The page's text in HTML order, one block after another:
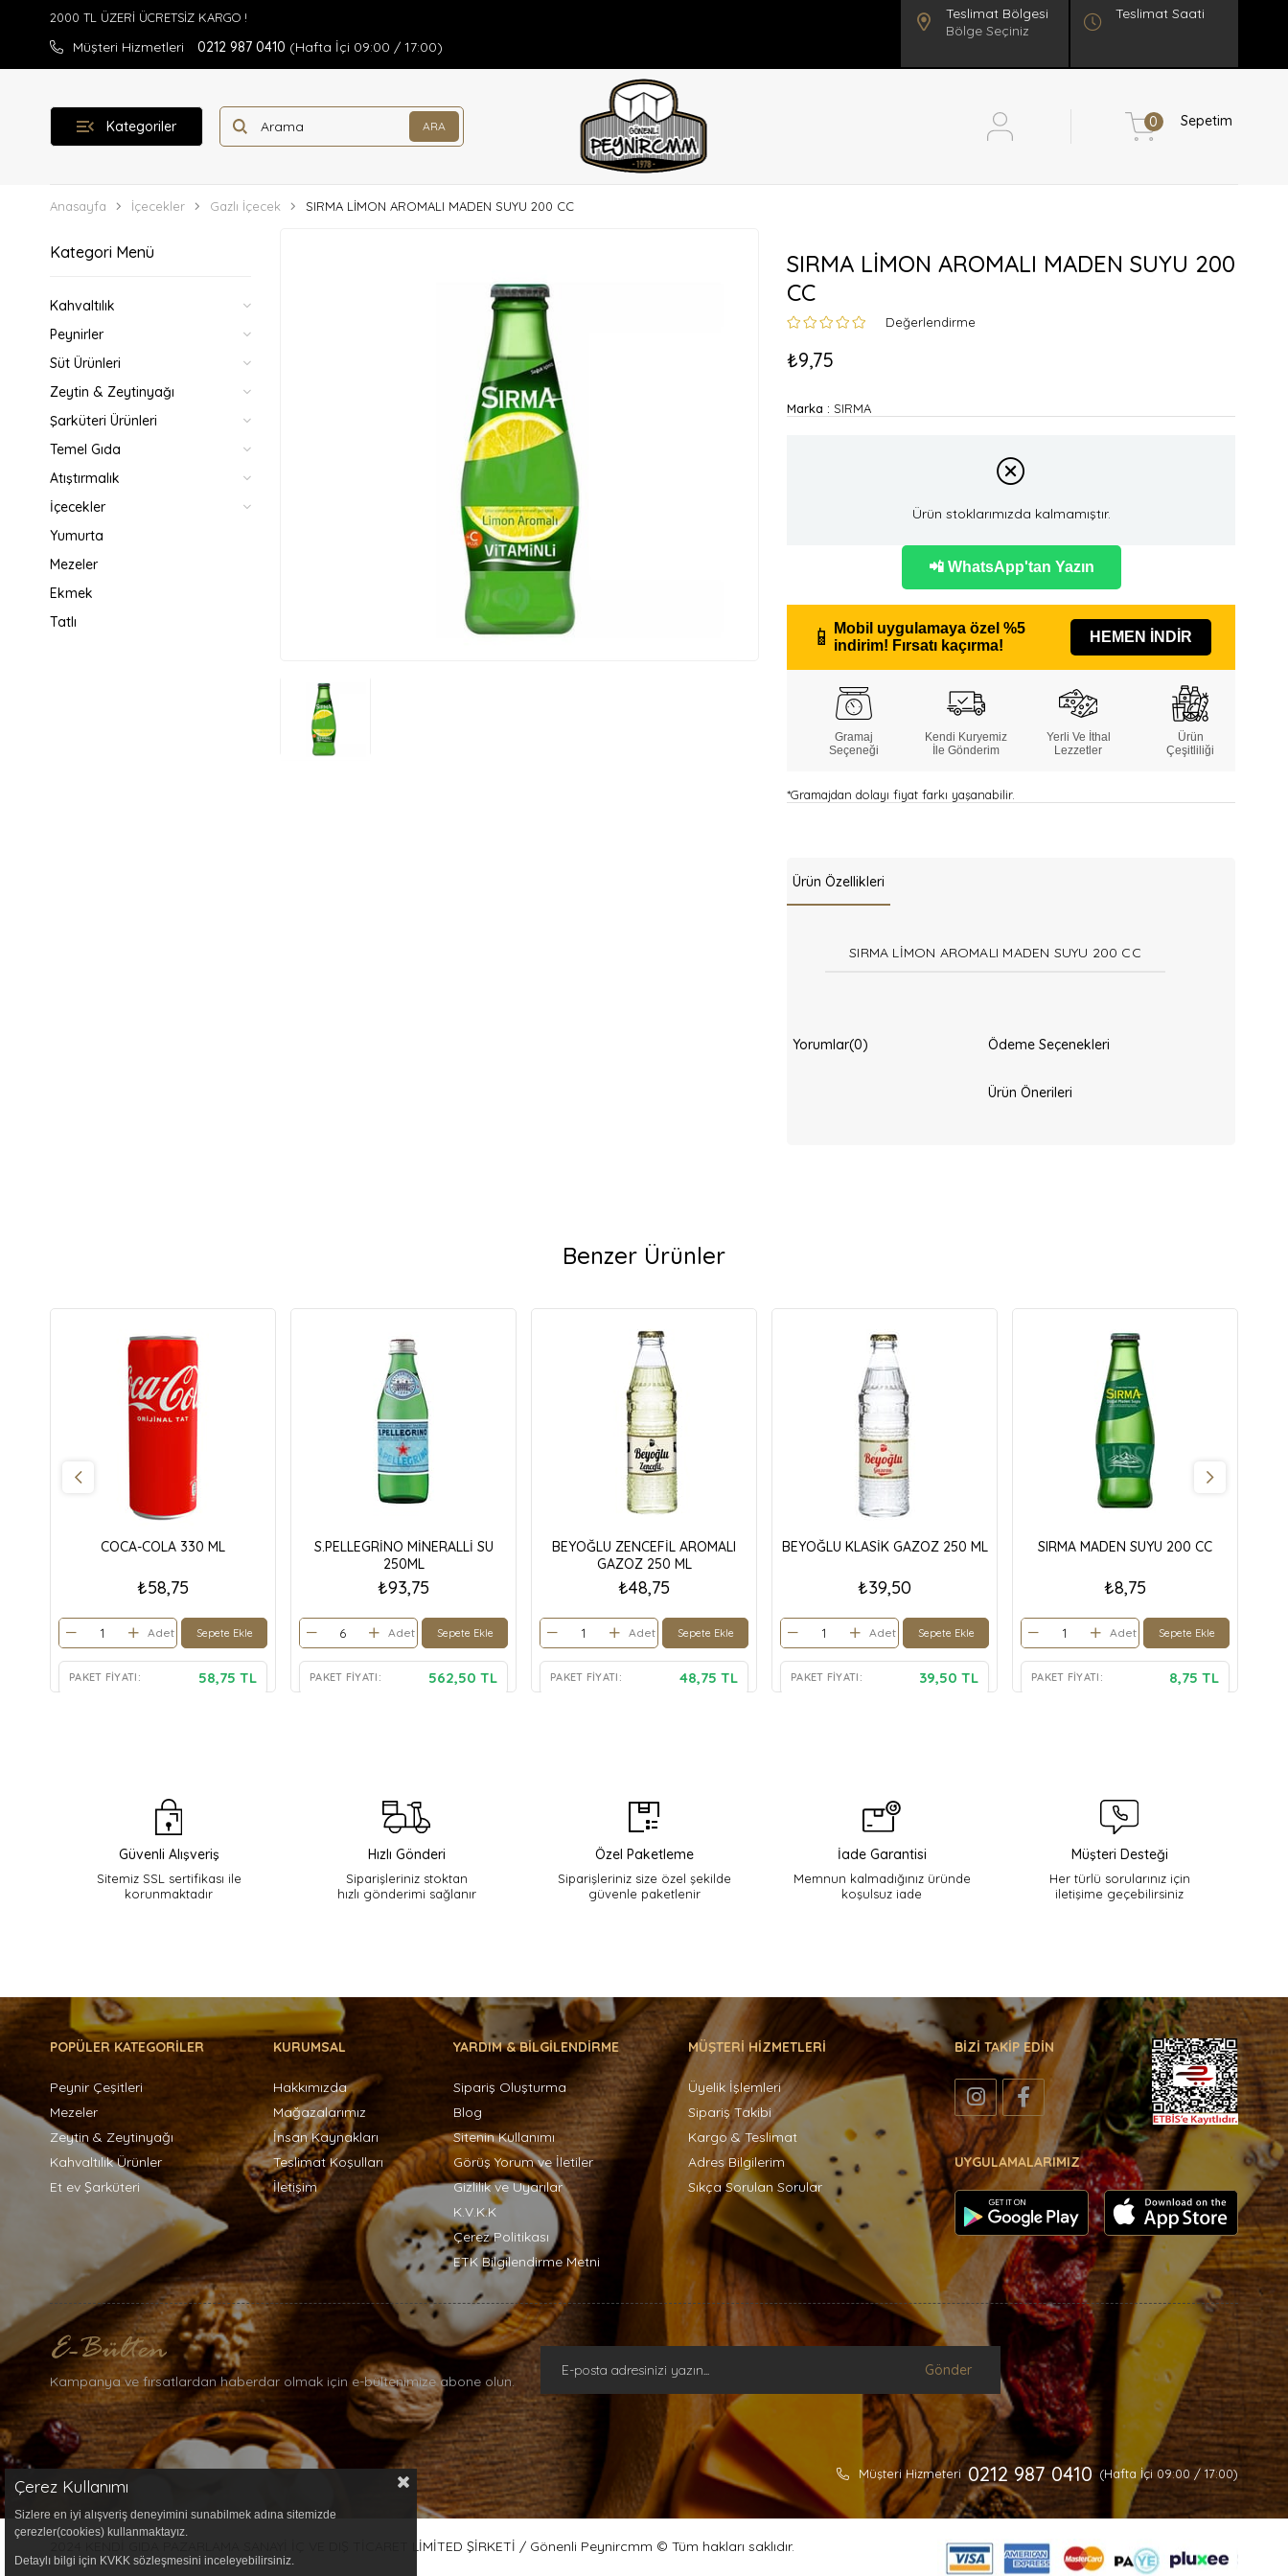
Müşteri Hizmetleri 0212 987 0410 (Hafta İçi 09:00 / 17:00)
Bölge Seçiniz
Teslimat Saati
Kategoriler Sepetim
0
Anasayfa İçecekler Gazlı İçecek SIRMA LİMON AROMALI MADEN SUYU 200 CC
Kategori Menü
Kahvaltılık
Peynirler
Süt Ürünleri
Zeytin & Zeytinyağı
Şarküteri Ürünleri
Temel Gıda
Atıştırmalık
İçecekler
Yumurta
Mezeler
Ekmek
Tatlı
SIRMA LİMON AROMALI MADEN SUYU 200
CC
Değerlendirme
₺9,75
Marka : SIRMA
Ürün stoklarımızda kalmamıştır.
📲 WhatsApp'tan Yazın
📱 Mobil uygulamaya özel %5
indirim! Fırsatı kaçırma!
HEMEN İNDİR
Gramaj
Seçeneği
Kendi Kuryemiz
İle Gönderim
Yerli Ve İthal
Lezzetler
Ürün
Çeşitliliği
*Gramajdan dolayı fiyat farkı yaşanabilir.
Ürün Özellikleri
SIRMA LİMON AROMALI MADEN SUYU 200 CC
Yorumlar(0) Ödeme Seçenekleri
Ürün Önerileri
Benzer Ürünler
COCA-COLA 330 ML
₺58,75
Adet Sepete Ekle
PAKET FIYATI: 58,75 TL
S.PELLEGRİNO MİNERALLİ SU
250ML
₺93,75
Adet Sepete Ekle
PAKET FIYATI: 562,50 TL
BEYOĞLU ZENCEFİL AROMALI
GAZOZ 250 ML
₺48,75
Adet Sepete Ekle
PAKET FIYATI: 48,75 TL
BEYOĞLU KLASİK GAZOZ 250 ML
₺39,50
Adet Sepete Ekle
PAKET FIYATI: 39,50 TL
SIRMA MADEN SUYU 200 CC
₺8,75
Adet Sepete Ekle
PAKET FIYATI: 8,75 TL
Güvenli Alışveriş
Sitemiz SSL sertifikası ile
korunmaktadır
Hızlı Gönderi
Siparişleriniz stoktan
hızlı gönderimi sağlanır
Özel Paketleme
Siparişleriniz size özel şekilde
güvenle paketlenir
İade Garantisi
Memnun kalmadığınız üründe
koşulsuz iade
Müşteri Desteği
Her türlü sorularınız için
iletişime geçebilirsiniz
POPÜLER KATEGORİLER
Peynir Çeşitleri
Mezeler
Zeytin & Zeytinyağı
Kahvaltılık Ürünler
Et ev Şarküteri
KURUMSAL
Hakkımızda
Mağazalarımız
İnsan Kaynakları
Teslimat Koşulları
İletişim
YARDIM & BİLGİLENDİRME
Sipariş Oluşturma
Blog
Sitenin Kullanımı
Görüş Yorum ve İletiler
Gizlilik ve Uyarılar
K.V.K.K
Çerez Politikası
ETK Bilgilendirme Metni
MÜŞTERİ HİZMETLERİ
Üyelik İşlemleri
Sipariş Takibi
Kargo & Teslimat
Adres Bilgilerim
Sıkça Sorulan Sorular
BİZİ TAKİP EDİN
UYGULAMALARIMIZ
Kampanya ve fırsatlardan haberdar olmak için e-bültenimize abone olun.
Gönder
Müşteri Hizmeteri 0212 987 0410 (Hafta İçi 09:00 / 17:00)
2024 KENDİ GIDA PAZARLAMA SANAYİ İÇ VE DIŞ TİCARET LİMİTED ŞİRKETİ / Gönenli Peynircmm © Tüm hakları saklıdır.
Çerez Kullanımı
Sizlere en iyi alışveriş deneyimini sunabilmek adına sitemizde
çerezler(cookies) kullanmaktayız.
Detaylı bilgi için KVKK sözleşmesini inceleyebilirsiniz.